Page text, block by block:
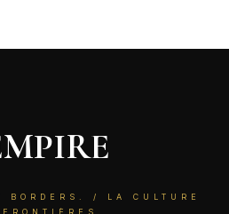
BORDERS. / LA CULTURE